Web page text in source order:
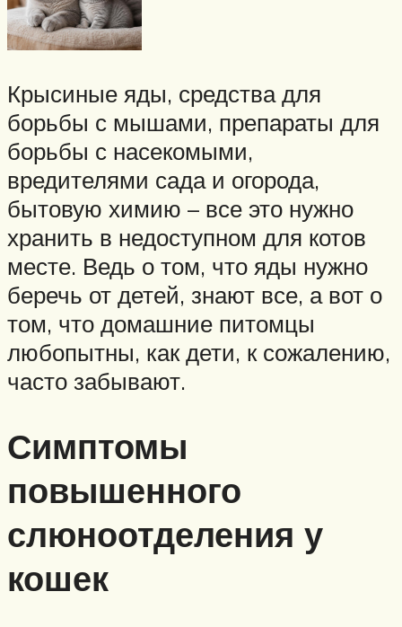
Крысиные яды, средства для
борьбы с мышами, препараты для
борьбы с насекомыми,
вредителями сада и огорода,
бытовую химию – все это нужно
хранить в недоступном для котов
месте. Ведь о том, что яды нужно
беречь от детей, знают все, а вот о
том, что домашние питомцы
любопытны, как дети, к сожалению,
часто забывают.
Симптомы
повышенного
слюноотделения у
кошек